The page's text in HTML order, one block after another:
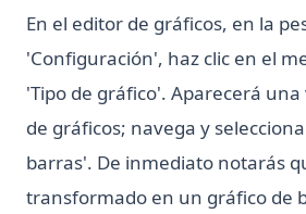
En el editor de gráficos, en la
'Configuración', haz clic en el
'Tipo de gráfico'. Aparecerá
de gráficos; navega y
barras'. De inmediato notarás
transformado en un gráfico de